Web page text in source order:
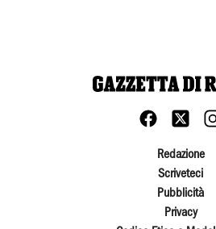
Redazione
Scriveteci
Pubblicità
Privacy